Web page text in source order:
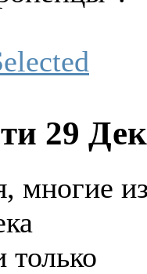
29
многие
только